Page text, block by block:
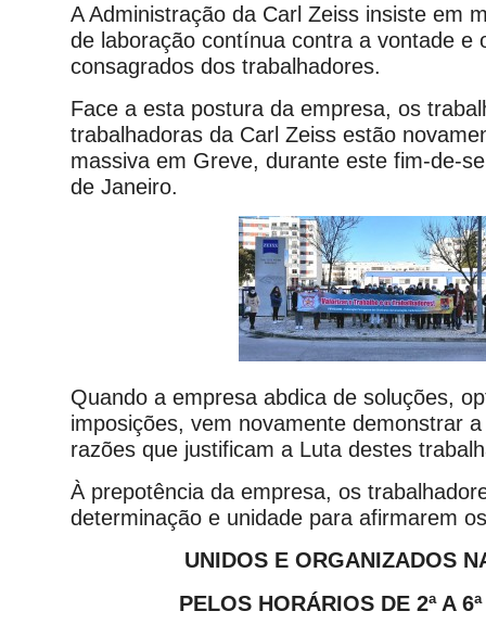
A Administração da Carl Zeiss insiste em
de laboração contínua contra a vontade e
consagrados dos trabalhadores.
Face a esta postura da empresa, os
trabalhadoras da Carl Zeiss estão
massiva em Greve, durante este fim-de-
de Janeiro.
Quando a empresa abdica de soluções,
imposições, vem novamente demonstrar
razões que justificam a Luta destes
À prepotência da empresa, os
determinação e unidade para afirmarem
UNIDOS E ORGANIZADOS
PELOS HORÁRIOS DE 2ª A